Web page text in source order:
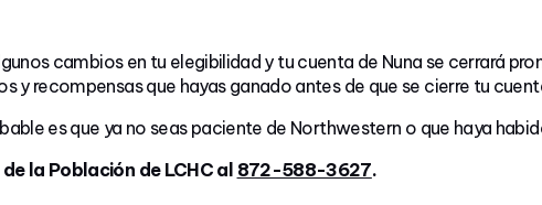
cambios en tu elegibilidad y tu cuenta de Nuna se cerrará
recompensas que hayas ganado antes de que se cierre tu
es que ya no seas paciente de Northwestern o que haya
la Población de LCHC al 872-588-3627.